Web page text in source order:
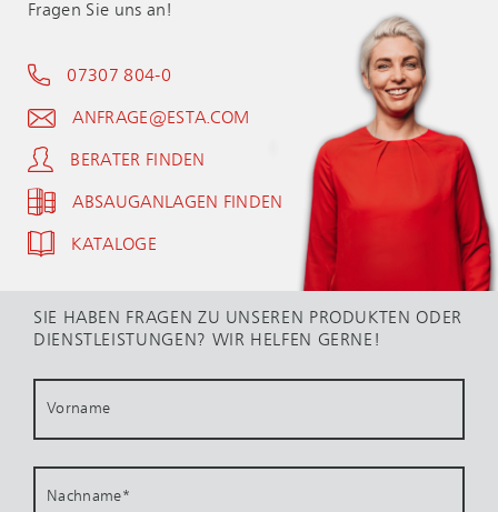
Fragen Sie uns an!
07307 804-0
ANFRAGE@ESTA.COM
BERATER FINDEN
ABSAUGANLAGEN FINDEN
KATALOGE
SIE HABEN FRAGEN ZU UNSEREN PRODUKTEN ODER
DIENSTLEISTUNGEN? WIR HELFEN GERNE!
Vorname
Nachname*